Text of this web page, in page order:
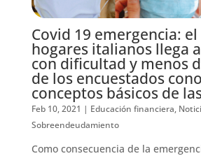
Covid 19 emergencia:
hogares italianos llega
con dificultad y menos
de los encuestados
conceptos básicos de
Feb 10, 2021 | Educación financiera,
Sobreendeudamiento
Como consecuencia de la